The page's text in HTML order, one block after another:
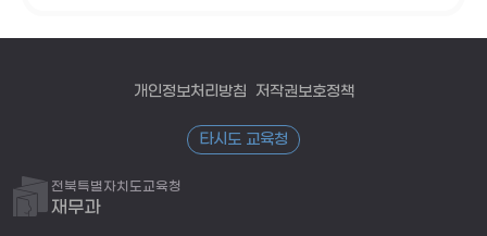
개인정보처리방침 저작권보호정책
타시도 교육청
전북특별자치도교육청
재무과